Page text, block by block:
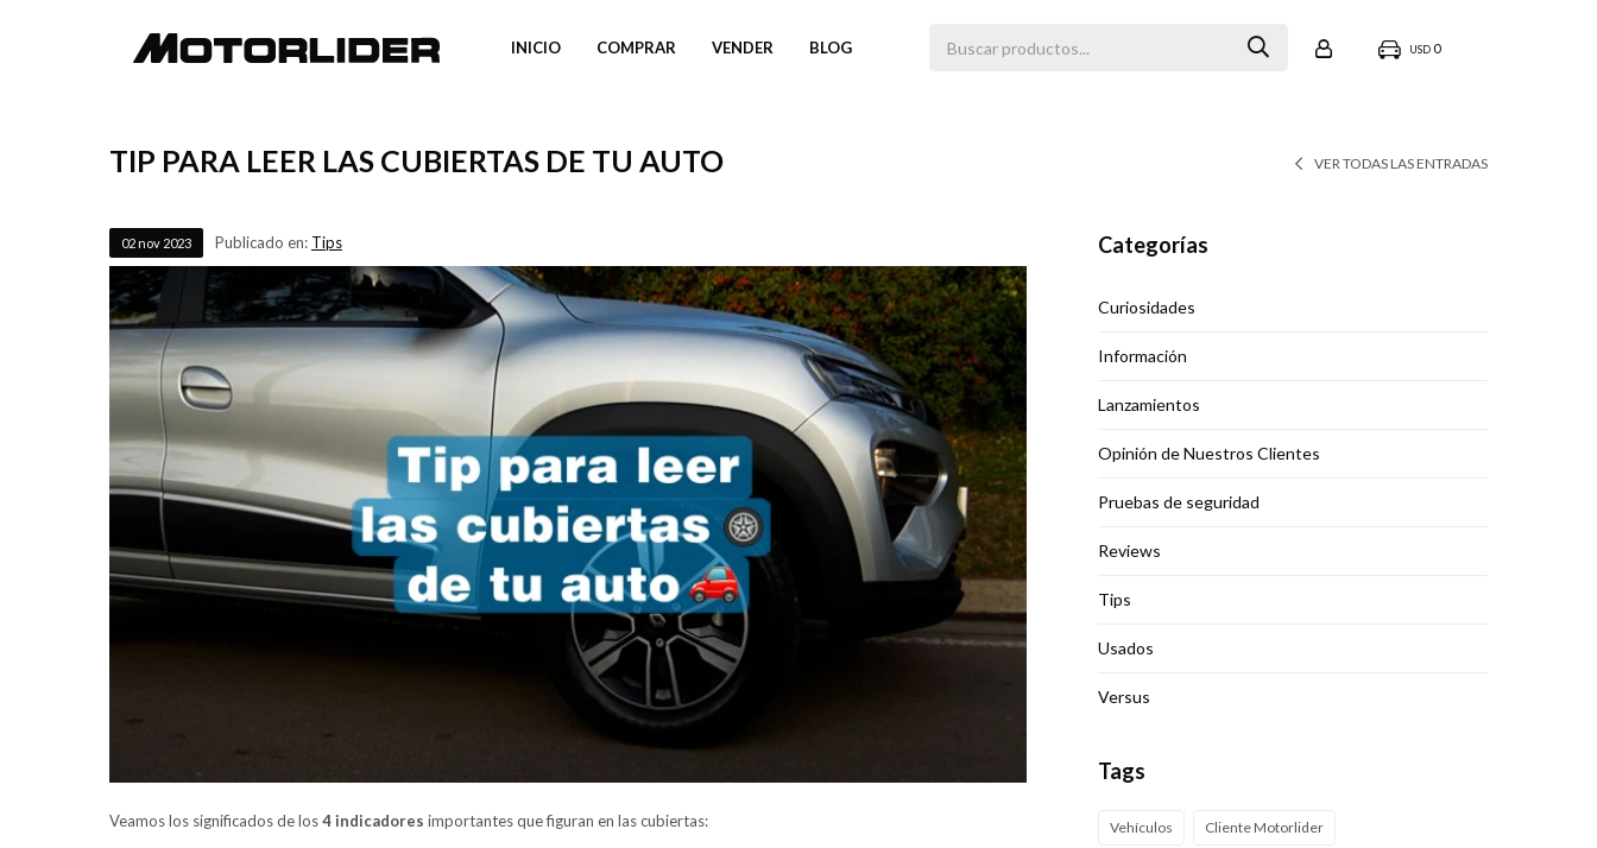
INICIO COMPRAR VENDER BLOG USD 0
TIP PARA LEER LAS CUBIERTAS DE TU AUTO VER TODAS LAS ENTRADAS
02 nov 2023 Publicado en: Tips
Veamos los significados de los4 indicadores importantes que figuran en las cubiertas:
Categorías
Curiosidades
Información
Lanzamientos
Opinión de Nuestros Clientes
Pruebas de seguridad
Reviews
Tips
Usados
Versus
Tags
Vehículos Cliente Motorlider